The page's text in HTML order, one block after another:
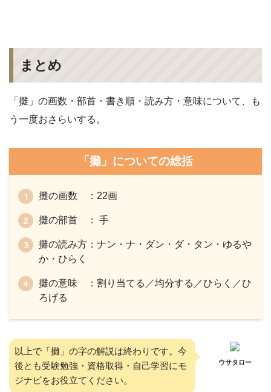
まとめ
「攤」の画数・部首・書き順・読み方・意味について、も
う一度おさらいする。
「攤」についての総括
攤の画数 ：22画
攤の部首 ： 手
攤の読み方：ナン・ナ・ダン・ダ・タン・ゆるや
か・ひらく
攤の意味 ：割り当てる／均分する／ひらく／ひ
ろげる
以上で「攤」の字の解説は終わりです。今
後とも受験勉強・資格取得・自己学習にモ
ジナビをお役立てください。
ウサタロー